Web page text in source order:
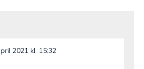
2021 kl. 15:32